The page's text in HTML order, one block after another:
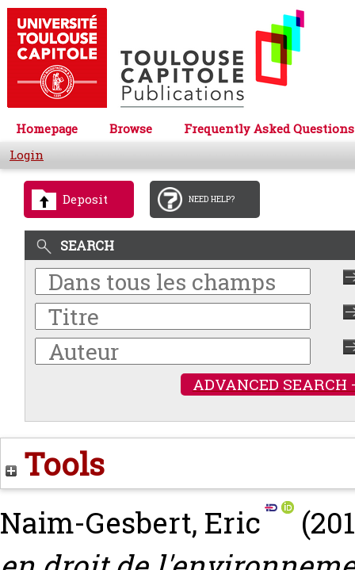
Homepage Browse
Frequently Asked Questions
Login
Deposit NEED HELP?
SEARCH
ADVANCED SEARCH
Tools
Naim-Gesbert, Eric